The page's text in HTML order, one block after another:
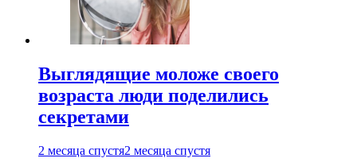
Выглядящие моложе своего
возраста люди поделились
секретами
2 месяца спустя2 месяца спустя